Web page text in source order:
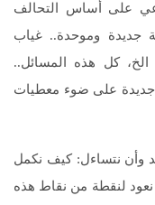
على أساس التحالف
جديدة وموحدة.. غياب
الخ، كل هذه المسائل..
جديدة على ضوء معطيات
وأن نتساءل: كيف نكمل
نعود لنقطة من نقاط هذه